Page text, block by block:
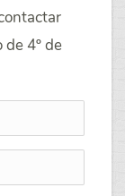
de 4º de